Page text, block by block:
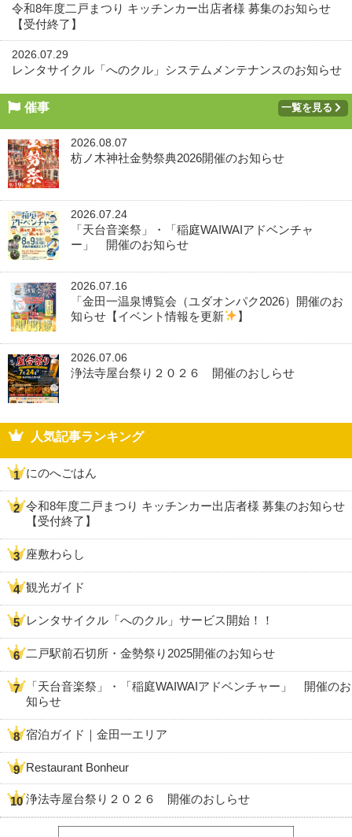
令和8年度二戸まつり キッチンカー出店者様 募集のお知らせ
【受付終了】
2026.07.29
レンタサイクル「へのクル」システムメンテナンスのお知らせ
催事 一覧を見る
2026.08.07
枋ノ木神社金勢祭典2026開催のお知らせ
2026.07.24
「天台音楽祭」・「稲庭WAIWAIアドベンチャ
ー」 開催のお知らせ
2026.07.16
「金田一温泉博覧会（ユダオンパク2026）開催のお
知らせ【イベント情報を更新
】
2026.07.06
浄法寺屋台祭り２０２６ 開催のおしらせ
人気記事ランキング
にのへごはん
令和8年度二戸まつり キッチンカー出店者様 募集のお知らせ
【受付終了】
座敷わらし
観光ガイド
レンタサイクル「へのクル」サービス開始！！
二戸駅前石切所・金勢祭り2025開催のお知らせ
「天台音楽祭」・「稲庭WAIWAIアドベンチャー」 開催のお
知らせ
宿泊ガイド｜金田一エリア
Restaurant Bonheur
浄法寺屋台祭り２０２６ 開催のおしらせ